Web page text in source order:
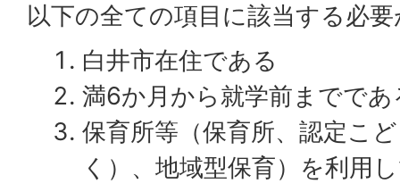
以下の全ての項目に該当する必
白井市在住である
満6か月から就学前までであ
保育所等（保育所、認定こ
く）、地域型保育）を利用